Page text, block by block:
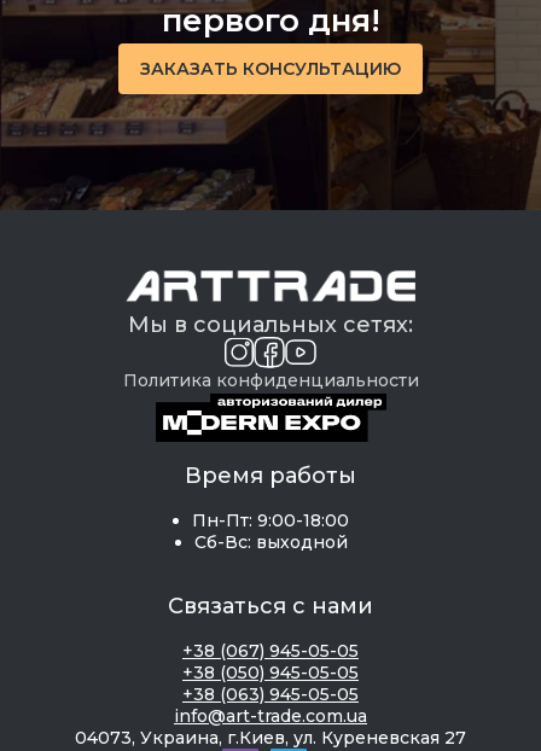
первого дня!
ЗАКАЗАТЬ КОНСУЛЬТАЦИЮ
Мы в социальных сетях:
Политика конфиденциальности
Время работы
Пн-Пт: 9:00-18:00
Сб-Вс: выходной
Связаться с нами
+38 (067) 945-05-05
+38 (050) 945-05-05
+38 (063) 945-05-05
info@art-trade.com.ua
04073, Украина, г.Киев, ул. Куреневская 27